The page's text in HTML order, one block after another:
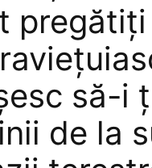
să-i
de la